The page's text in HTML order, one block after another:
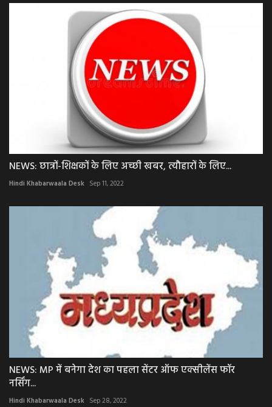
NEWS: छात्रों-शिक्षकों के लिए अच्छी खबर, त्यौहारों के लिए...
Hindi Khabarwaala Desk Sep 11, 2022
NEWS: MP में बनेगा देश का पहला सेंटर ऑफ एक्सीलेंस फॉर
नर्सिंग...
Hindi Khabarwaala Desk Sep 28, 2022